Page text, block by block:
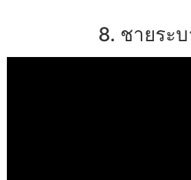
8. ชายระ